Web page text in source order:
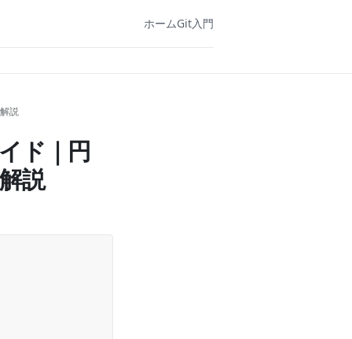
ホームGit入門
説
ド｜円
説